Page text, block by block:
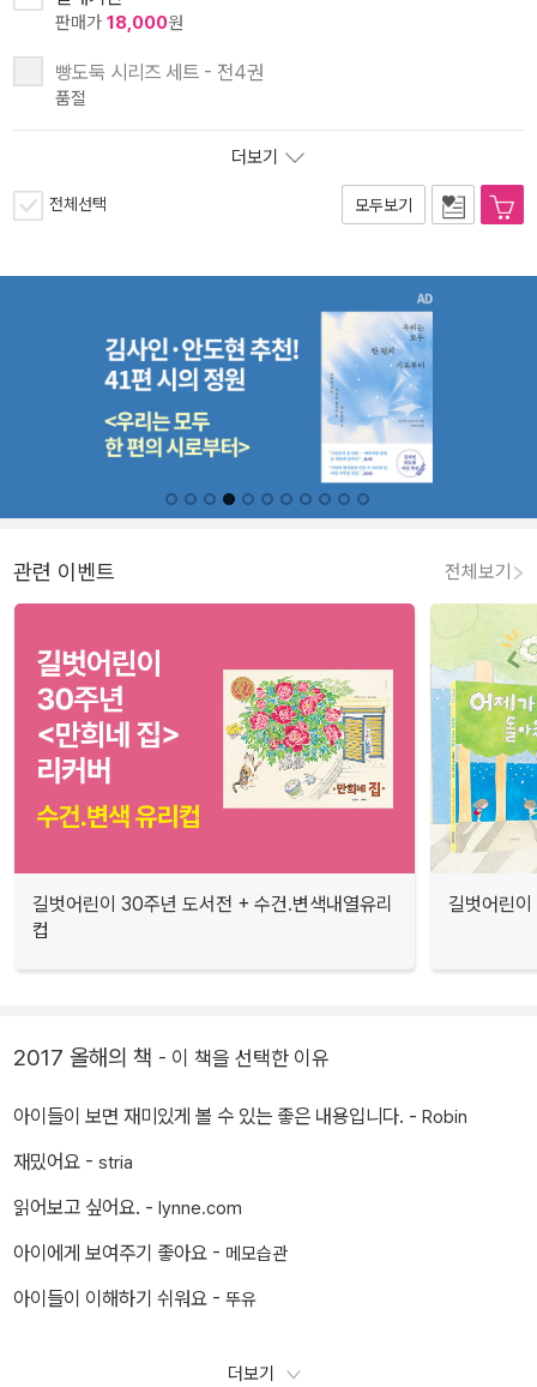
판매가 18,000원
빵도둑 시리즈 세트 - 전4권
품절
더보기
전체선택 모두보기
관련 이벤트 전체보기
길벗어린이 30주년 도서전 + 수건.변색내열유리
컵
길벗어린
2017 올해의 책 - 이 책을 선택한 이유
아이들이 보면 재미있게 볼 수 있는 좋은 내용입니다. - Robin
재밌어요 - stria
읽어보고 싶어요. - lynne.com
아이에게 보여주기 좋아요 - 메모습관
아이들이 이해하기 쉬워요 - 뚜유
더보기